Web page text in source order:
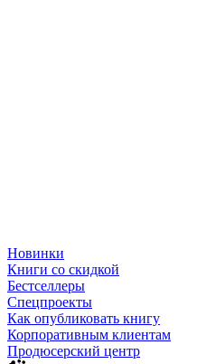
Новинки
Книги со скидкой
Бестселлеры
Спецпроекты
Как опубликовать книгу
Корпоративным клиентам
Продюсерский центр